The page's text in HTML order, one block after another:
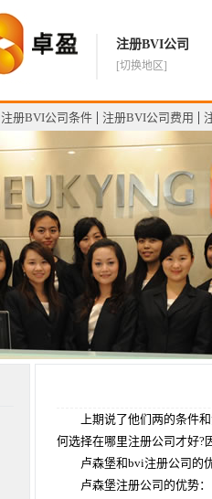
注册BVI公司
[切换地区]
注册BVI公司条件 注册BVI公司费用
上期说了他们两的条件和
何选择在哪里注册公司才好?
卢森堡和bvi注册公司的优
卢森堡注册公司的优势：